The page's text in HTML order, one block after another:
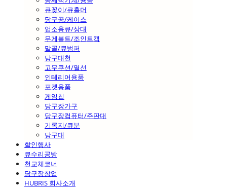
큐꽂이/큐홀더
당구공/케이스
업소용큐/상대
무게볼트/조인트캡
말골/큐범퍼
당구대천
고무쿠션/열선
인테리어용품
포켓용품
게임칩
당구장가구
당구장컴퓨터/주판대
기록지/큐분
당구대
할인행사
큐수리공방
천교체코너
당구장창업
HUBRIS 회사소개